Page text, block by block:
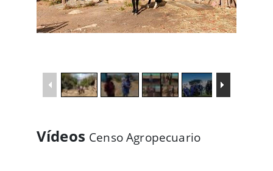
Vídeos Censo Agropecuario